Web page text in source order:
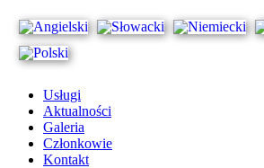
Usługi
Aktualności
Galeria
Członkowie
Kontakt